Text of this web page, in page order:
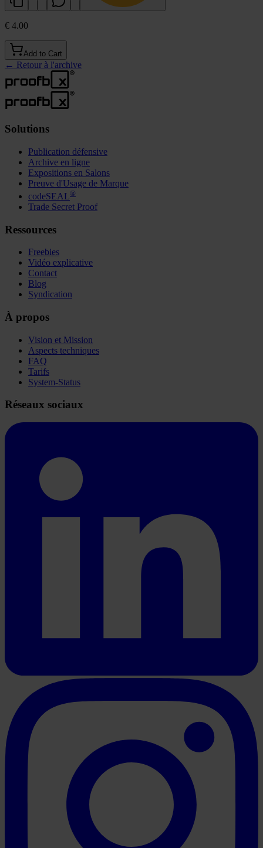
€ 4.00
Add to Cart
← Retour à l'archive
Solutions
Publication défensive
Archive en ligne
Expositions en Salons
Preuve d'Usage de Marque
codeSEAL®
Trade Secret Proof
Ressources
Freebies
Vidéo explicative
Contact
Blog
Syndication
À propos
Vision et Mission
Aspects techniques
FAQ
Tarifs
System-Status
Réseaux sociaux